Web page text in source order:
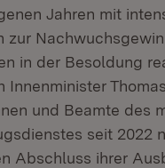
Jahren mit
zur
in der Besoldung
Innenminister
und Beamte des
seit 2022
Abschluss ihrer